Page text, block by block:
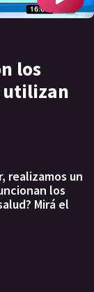
los
utilizan
realizamos un
los
Mirá el